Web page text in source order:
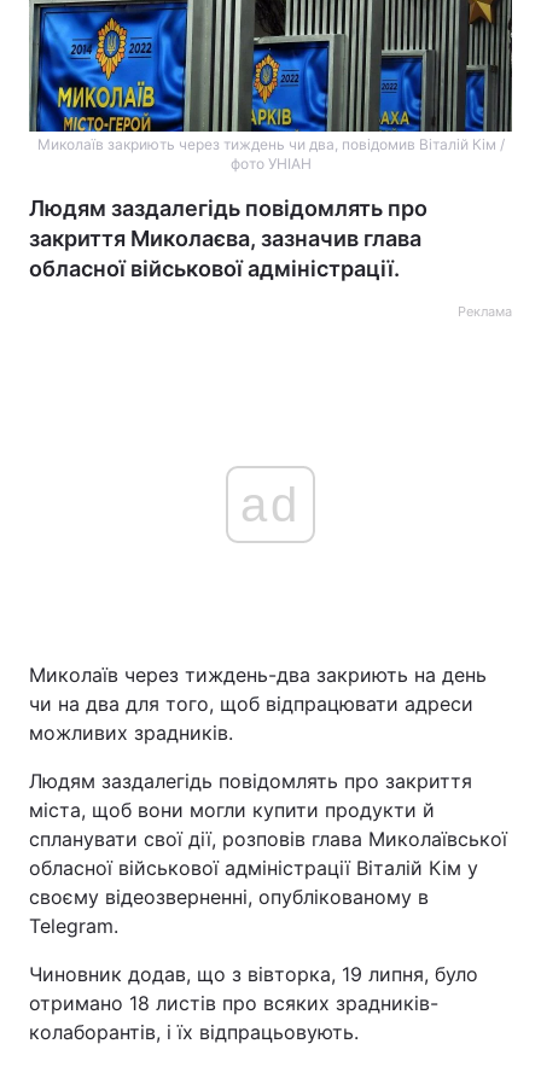
Миколаїв закриють через тиждень чи два, повідомив Віталій Кім /
фото УНІАН
Людям заздалегідь повідомлять про
закриття Миколаєва, зазначив глава
обласної військової адміністрації.
Реклама
ad
Миколаїв через тиждень-два закриють на день
чи на два для того, щоб відпрацювати адреси
можливих зрадників.
Людям заздалегідь повідомлять про закриття
міста, щоб вони могли купити продукти й
спланувати свої дії, розповів глава Миколаївської
обласної військової адміністрації Віталій Кім у
своєму відеозверненні, опублікованому в
Telegram.
Чиновник додав, що з вівторка, 19 липня, було
отримано 18 листів про всяких зрадників-
колаборантів, і їх відпрацьовують.